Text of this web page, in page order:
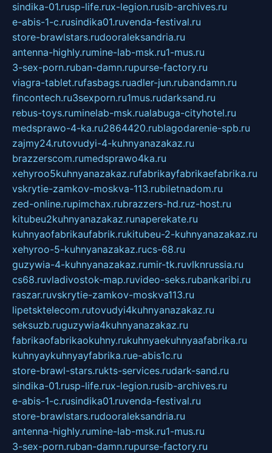
sindika-01.rusp-life.rux-legion.rusib-archives.ru
e-abis-1-c.rusindika01.ruvenda-festival.ru
store-brawlstars.rudooraleksandria.ru
antenna-highly.rumine-lab-msk.ru1-mus.ru
3-sex-porn.ruban-damn.rupurse-factory.ru
viagra-tablet.rufasbags.ruadler-jun.rubandamn.ru
fincontech.ru3sexporn.ru1mus.rudarksand.ru
rebus-toys.ruminelab-msk.rualabuga-cityhotel.ru
medsprawo-4-ka.ru2864420.rublagodarenie-spb.ru
zajmy24.rutovudyi-4-kuhnyanazakaz.ru
brazzerscom.rumedsprawo4ka.ru
xehyroo5kuhnyanazakaz.rufabrikayfabrikaefabrika.ru
vskrytie-zamkov-moskva-113.rubiletnadom.ru
zed-online.rupimchax.rubrazzers-hd.ruz-host.ru
kitubeu2kuhnyanazakaz.runaperekate.ru
kuhnyaofabrikaufabrik.rukitubeu-2-kuhnyanazakaz.ru
xehyroo-5-kuhnyanazakaz.rucs-68.ru
guzywia-4-kuhnyanazakaz.rumir-tk.ruvlknrussia.ru
cs68.ruvladivostok-map.ruvideo-seks.rubankaribi.ru
raszar.ruvskrytie-zamkov-moskva113.ru
lipetsktelecom.rutovudyi4kuhnyanazakaz.ru
seksuzb.ruguzywia4kuhnyanazakaz.ru
fabrikaofabrikaokuhny.rukuhnyaekuhnyaafabrika.ru
kuhnyaykuhnyayfabrika.rue-abis1c.ru
store-brawl-stars.rukts-services.rudark-sand.ru
sindika-01.rusp-life.rux-legion.rusib-archives.ru
e-abis-1-c.rusindika01.ruvenda-festival.ru
store-brawlstars.rudooraleksandria.ru
antenna-highly.rumine-lab-msk.ru1-mus.ru
3-sex-porn.ruban-damn.rupurse-factory.ru